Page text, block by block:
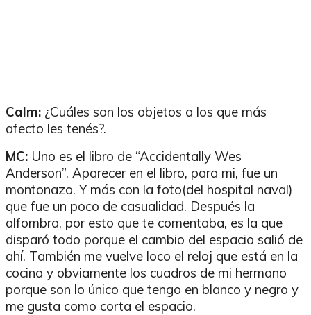
Calm: ¿Cuáles son los objetos a los que más
afecto les tenés?.
MC: Uno es el libro de “Accidentally Wes
Anderson”. Aparecer en el libro, para mi, fue un
montonazo. Y más con la foto(del hospital naval)
que fue un poco de casualidad. Después la
alfombra, por esto que te comentaba, es la que
disparó todo porque el cambio del espacio salió de
ahí. También me vuelve loco el reloj que está en la
cocina y obviamente los cuadros de mi hermano
porque son lo único que tengo en blanco y negro y
me gusta como corta el espacio.